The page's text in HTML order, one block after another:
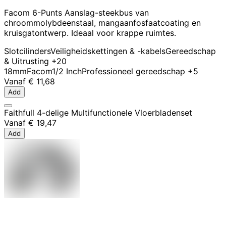
Facom 6-Punts Aanslag-steekbus van
chroommolybdeenstaal, mangaanfosfaatcoating en
kruisgatontwerp. Ideaal voor krappe ruimtes.
SlotcilindersVeiligheidskettingen & -kabelsGereedschap
& Uitrusting +20
18mmFacom1/2 InchProfessioneel gereedschap +5
Vanaf € 11,68
Add
Faithfull 4-delige Multifunctionele Vloerbladenset
Vanaf € 19,47
Add